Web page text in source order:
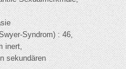
Syndrom) : 46,
inert,
sekundären